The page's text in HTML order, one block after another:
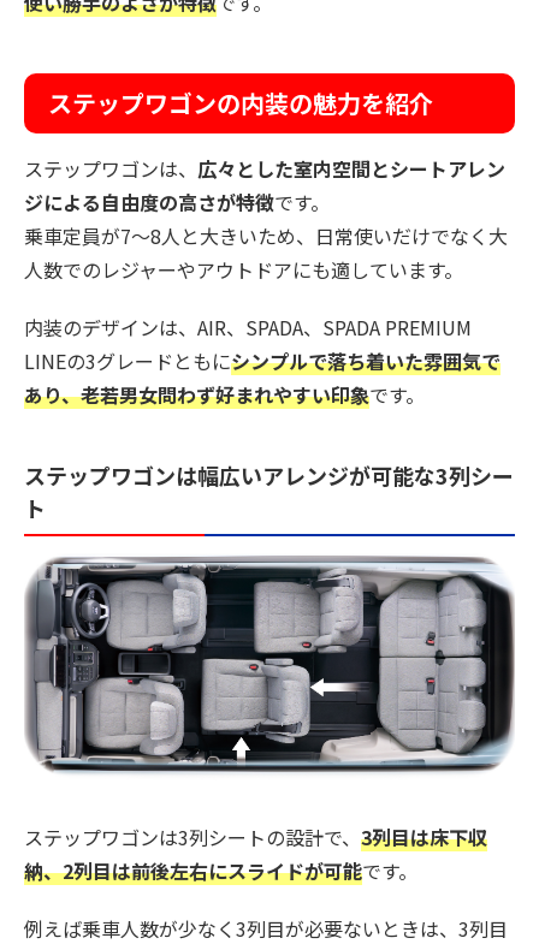
ステップワゴンの内装の魅力を紹介
ステップワゴンは、 広々とした室内空間とシートアレン
ジによる自由度の高さが特徴です。
乗車定員が7〜8人と大きいため、日常使いだけでなく大
人数でのレジャーやアウトドアにも適しています。
内装のデザインは、AIR、SPADA、SPADA PREMIUM
LINEの3グレードともにシンプルで落ち着いた雰囲気で
あり、老若男女問わず好まれやすい印象です。
ステップワゴンは幅広いアレンジが可能な3列シー
ト
ステップワゴンは3列シートの設計で、 3列目は床下収
納、2列目は前後左右にスライドが可能です。
例えば乗車人数が少なく3列目が必要ないときは、3列目